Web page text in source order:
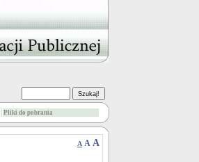
Pliki do pobrania
A A A